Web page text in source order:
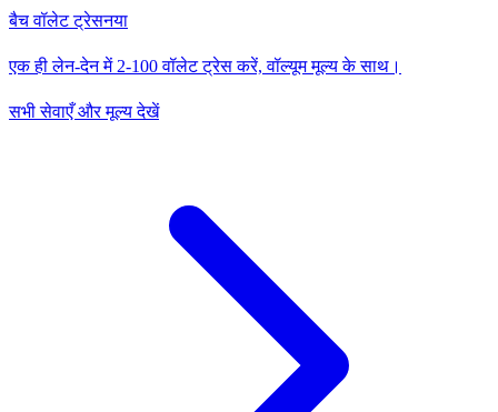
बैच वॉलेट ट्रेसनया
एक ही लेन-देन में 2-100 वॉलेट ट्रेस करें, वॉल्यूम मूल्य के साथ।
सभी सेवाएँ और मूल्य देखें